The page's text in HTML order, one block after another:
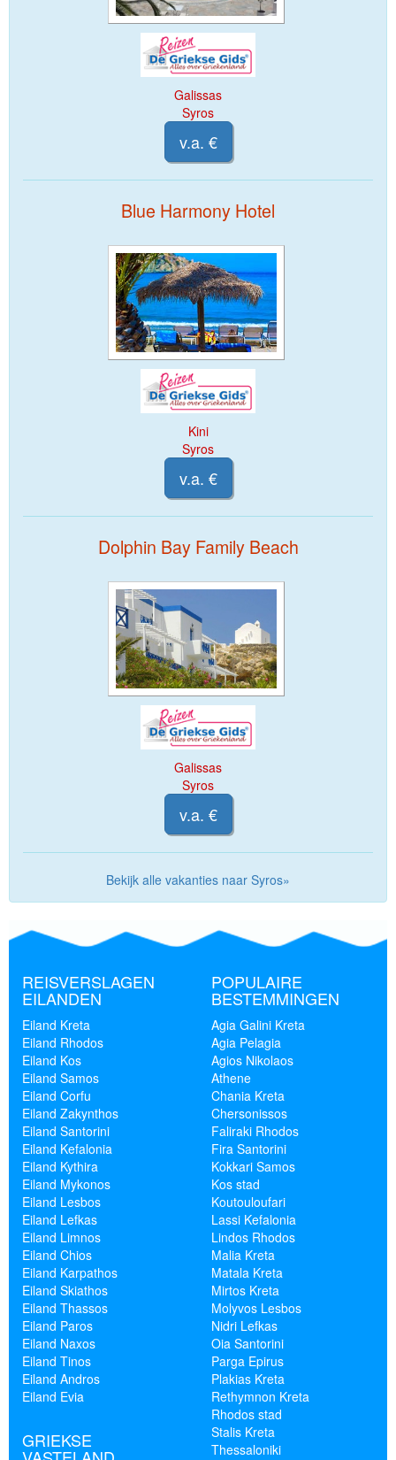
Galissas
Syros
v.a. €
Blue Harmony Hotel
Kini
Syros
v.a. €
Dolphin Bay Family Beach
Galissas
Syros
v.a. €
Bekijk alle vakanties naar Syros»
REISVERSLAGEN
EILANDEN
Eiland Kreta
Eiland Rhodos
Eiland Kos
Eiland Samos
Eiland Corfu
Eiland Zakynthos
Eiland Santorini
Eiland Kefalonia
Eiland Kythira
Eiland Mykonos
Eiland Lesbos
Eiland Lefkas
Eiland Limnos
Eiland Chios
Eiland Karpathos
Eiland Skiathos
Eiland Thassos
Eiland Paros
Eiland Naxos
Eiland Tinos
Eiland Andros
Eiland Evia
GRIEKSE
POPULAIRE
BESTEMMINGEN
Agia Galini Kreta
Agia Pelagia
Agios Nikolaos
Athene
Chania Kreta
Chersonissos
Faliraki Rhodos
Fira Santorini
Kokkari Samos
Kos stad
Koutouloufari
Lassi Kefalonia
Lindos Rhodos
Malia Kreta
Matala Kreta
Mirtos Kreta
Molyvos Lesbos
Nidri Lefkas
Oia Santorini
Parga Epirus
Plakias Kreta
Rethymnon Kreta
Rhodos stad
Stalis Kreta
Thessaloniki